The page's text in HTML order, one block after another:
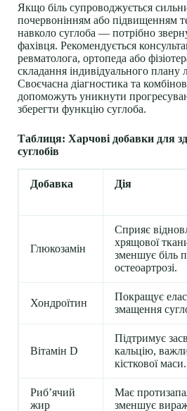
Якщо біль супроводжується
почервонінням або підвищенням
навколо суглоба — потрібно
фахівця. Рекомендується
ревматолога, ортопеда або
складання індивідуального плану
Своєчасна діагностика та
допоможуть уникнути
зберегти функцію суглоба.
Таблиця: Харчові добавки для
суглобів
Добавка Дія
Глюкозамін
Сприяє
хрящової
зменшує біль
остеоартрозі.
Хондроїтин
Покращує
змащення
Вітамін D
Підтримує
кальцію,
кісткової маси.
Риб’ячий
жир
Має
зменшує